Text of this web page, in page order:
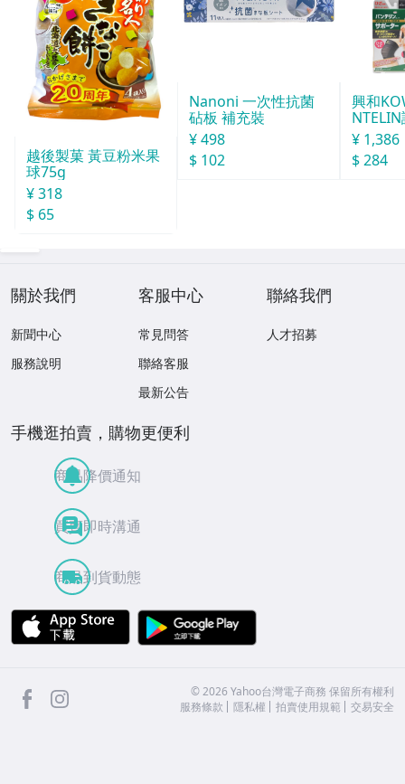
越後製菓 黃豆粉米果
球75g
¥ 318
$ 65
Nanoni 一次性抗菌
砧板 補充裝
¥ 498
$ 102
興和
號
¥ 1,386
$ 284
關於我們
新聞中心
服務說明
客服中心
常見問答
聯絡客服
最新公告
聯絡我們
人才招募
手機逛拍賣，購物更便利
商品降價通知
買賣即時溝通
商品到貨動態
APP Store
facebook ©2026 Yahoo台灣電子商務 保留所有權利
服務條款
隱私權 拍賣使用規範 交易安全